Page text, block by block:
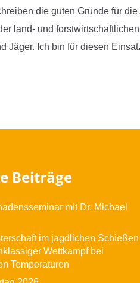
die guten Gründe für
land- und
Ich bin für diesen
Beiträge
mit Dr. Michael
im jagdlichen Schießen
Wettkampf bei
Temperaturen